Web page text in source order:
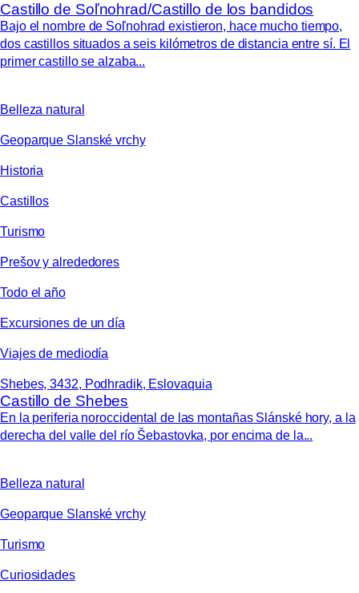
Castillo de Soľnohrad/Castillo de los bandidos
Bajo el nombre de Soľnohrad existieron, hace mucho tiempo,
dos castillos situados a seis kilómetros de distancia entre sí. El
primer castillo se alzaba...
Belleza natural
Geoparque Slanské vrchy
Historia
Castillos
Turismo
Prešov y alrededores
Todo el año
Excursiones de un día
Viajes de mediodía
Shebes, 3432, Podhradik, Eslovaquia
Castillo de Shebes
En la periferia noroccidental de las montañas Slánské hory, a la
derecha del valle del río Šebastovka, por encima de la...
Belleza natural
Geoparque Slanské vrchy
Turismo
Curiosidades